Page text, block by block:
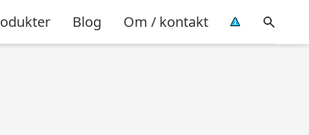
Blog Om / kontakt